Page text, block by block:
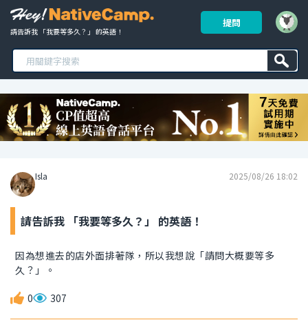
請告訴我 「我要等多久？」 的英語！
提問
Isla 2025/08/26 18:02
請告訴我 「我要等多久？」 的英語！
因為想進去的店外面排著隊，所以我想說「請問大概要等多
久？」。
0 307